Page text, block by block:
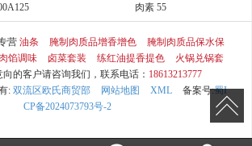
肉素 55
营 油条 腌制肉质品增香增色
腌制肉质品保水保
肉馅调味 卤菜套装 练红油提香提色
火锅兑锅套
的客户请咨询我们，联系电话： 18613213777
: 双流区欧氏商贸部 网站地图 XML 备案号:蜀I
CP备2024073793号-2